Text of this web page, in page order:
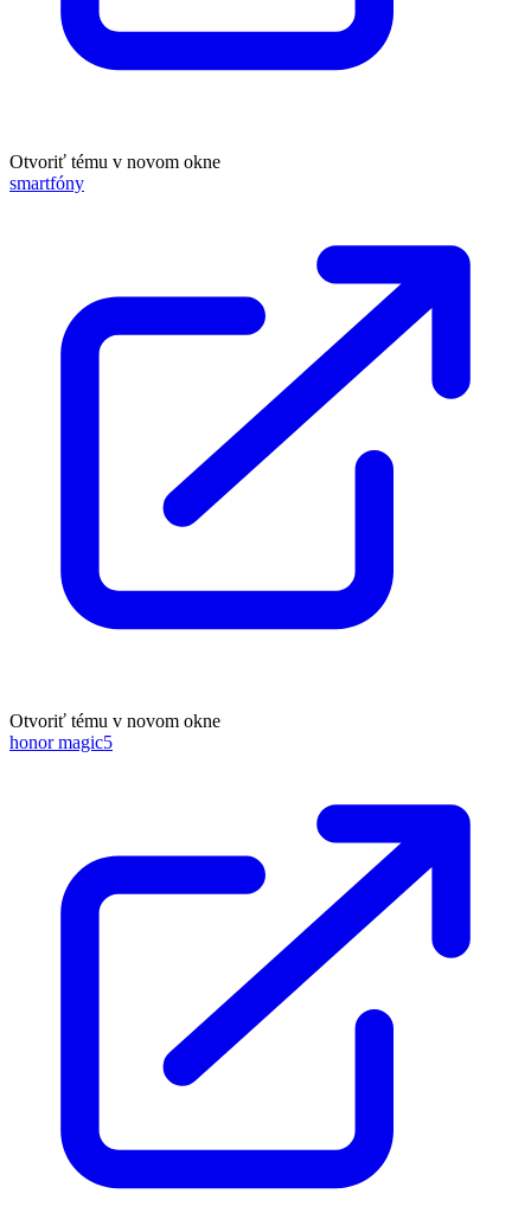
Otvoriť tému v novom okne
smartfóny
Otvoriť tému v novom okne
honor magic5